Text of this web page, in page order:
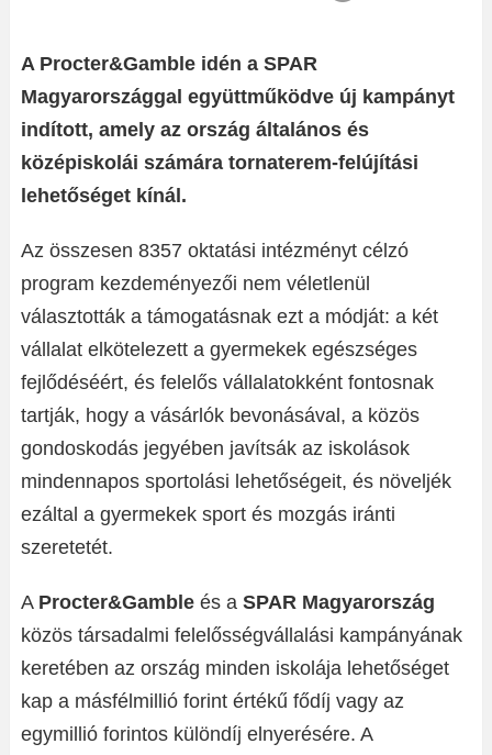
A Procter&Gamble idén a SPAR
Magyarországgal együttműködve új kampányt
indított, amely az ország általános és
középiskolái számára tornaterem-felújítási
lehetőséget kínál.
Az összesen 8357 oktatási intézményt célzó
program kezdeményezői nem véletlenül
választották a támogatásnak ezt a módját: a két
vállalat elkötelezett a gyermekek egészséges
fejlődéséért, és felelős vállalatokként fontosnak
tartják, hogy a vásárlók bevonásával, a közös
gondoskodás jegyében javítsák az iskolások
mindennapos sportolási lehetőségeit, és növeljék
ezáltal a gyermekek sport és mozgás iránti
szeretetét.
A Procter&Gamble és a SPAR Magyarország
közös társadalmi felelősségvállalási kampányának
keretében az ország minden iskolája lehetőséget
kap a másfélmillió forint értékű fődíj vagy az
egymillió forintos különdíj elnyerésére. A